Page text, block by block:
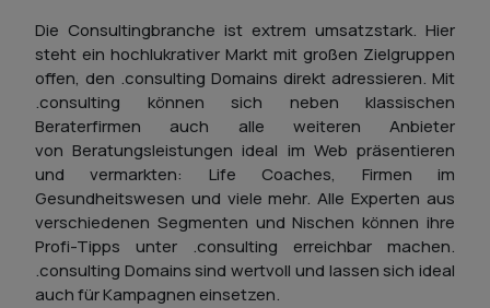
Die Consultingbranche ist extrem umsatzstark. Hier
steht ein hochlukrativer Markt mit großen Zielgruppen
offen, den .consulting Domains direkt adressieren. Mit
.consulting können sich neben klassischen
Beraterfirmen auch alle weiteren Anbieter
von Beratungsleistungen ideal im Web präsentieren
und vermarkten: Life Coaches, Firmen im
Gesundheitswesen und viele mehr. Alle Experten aus
verschiedenen Segmenten und Nischen können ihre
Profi-Tipps unter .consulting erreichbar machen.
.consulting Domains sind wertvoll und lassen sich ideal
auch für Kampagnen einsetzen.